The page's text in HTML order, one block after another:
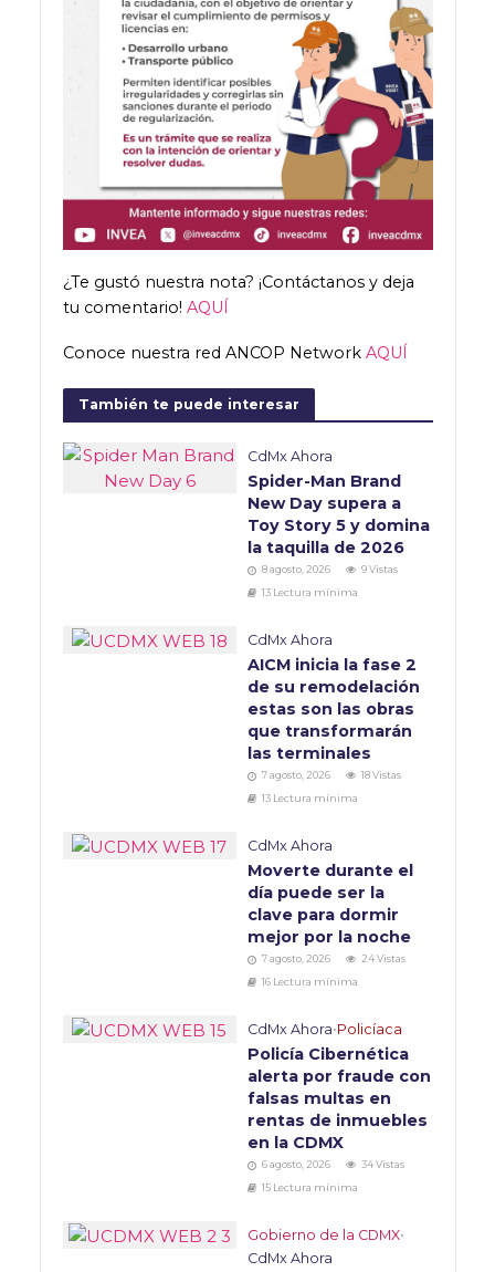
¿Te gustó nuestra nota? ¡Contáctanos y deja
tu comentario! AQUÍ
Conoce nuestra red ANCOP Network AQUÍ
También te puede interesar
CdMx Ahora
Spider-Man Brand
New Day supera a
Toy Story 5 y domina
la taquilla de 2026
8 agosto, 2026
9 Vistas
13 Lectura mínima
CdMx Ahora
AICM inicia la fase 2
de su remodelación
estas son las obras
que transformarán
las terminales
7 agosto, 2026
18 Vistas
13 Lectura mínima
CdMx Ahora
Moverte durante el
día puede ser la
clave para dormir
mejor por la noche
7 agosto, 2026
24 Vistas
16 Lectura mínima
CdMx Ahora•Policíaca
Policía Cibernética
alerta por fraude con
falsas multas en
rentas de inmuebles
en la CDMX
6 agosto, 2026
34 Vistas
15 Lectura mínima
Gobierno de la CDMX•
CdMx Ahora